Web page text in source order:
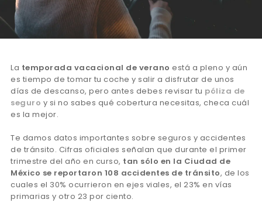
La temporada vacacional de verano está a pleno y aún
es tiempo de tomar tu coche y salir a disfrutar de unos
días de descanso, pero antes debes revisar tu póliza de
seguro y si no sabes qué cobertura necesitas, checa cuál
es la mejor.
Te damos datos importantes sobre seguros y accidentes
de tránsito. Cifras oficiales señalan que durante el primer
trimestre del año en curso, tan sólo en la Ciudad de
México se reportaron 108 accidentes de tránsito, de los
cuales el 30% ocurrieron en ejes viales, el 23% en vías
primarias y otro 23 por ciento.